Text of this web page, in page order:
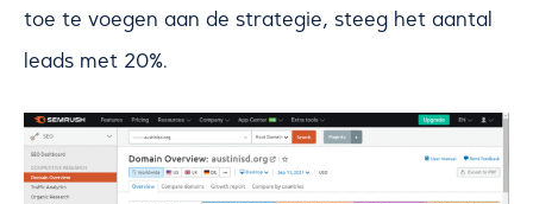
toe te voegen aan de strategie, steeg het aantal
leads met 20%.